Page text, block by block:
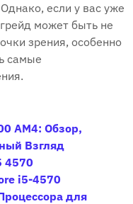
если у вас уже
может быть не
зрения, особенно
самые
AM4: Обзор,
Взгляд
4570
i5-4570
для